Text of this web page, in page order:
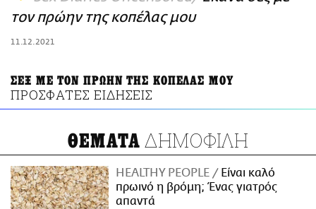
ΑΜΠΑ
PRINT
τον πρώην της κοπέλας μου
11.12.2021
ΣΕΞ ΜΕ ΤΟΝ ΠΡΩΗΝ ΤΗΣ ΚΟΠΕΛΑΣ ΜΟΥ
ΠΡΟΣΦΑΤΕΣ ΕΙΔΗΣΕΙΣ
ΘΕΜΑΤΑ ΔΗΜΟΦΙΛΗ
HEALTHY PEOPLE
Είναι καλό
πρωινό η βρόμη; Ένας γιατρός
απαντά